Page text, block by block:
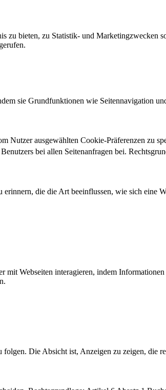
zu bieten, zu Statistik- und
sie Grundfunktionen wie Seitennavigation
Nutzer ausgewählten Cookie-Präferenzen zu
bei allen Seitenanfragen bei.
die die Art beeinflussen, wie sich eine
mit Webseiten interagieren, indem
Die Absicht ist, Anzeigen zu zeigen, die